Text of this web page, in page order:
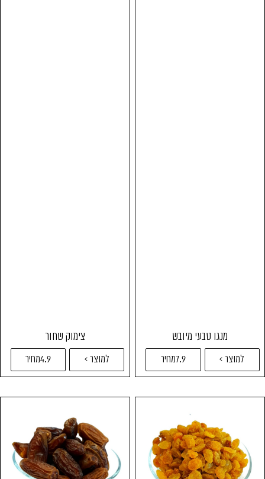
מנגו טבעי מיובש
למוצר > 7.9מחיר
צימוק שחור
למוצר > 4.9מחיר